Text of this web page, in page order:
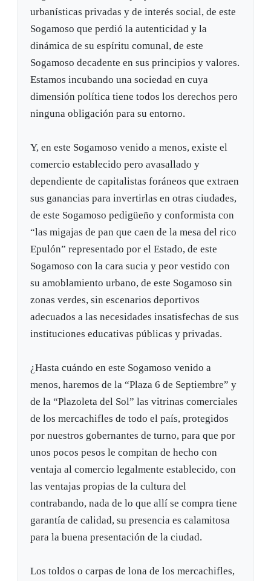
urbanísticas privadas y de interés social, de este
Sogamoso que perdió la autenticidad y la
dinámica de su espíritu comunal, de este
Sogamoso decadente en sus principios y valores.
Estamos incubando una sociedad en cuya
dimensión política tiene todos los derechos pero
ninguna obligación para su entorno.
Y, en este Sogamoso venido a menos, existe el
comercio establecido pero avasallado y
dependiente de capitalistas foráneos que extraen
sus ganancias para invertirlas en otras ciudades,
de este Sogamoso pedigüeño y conformista con
“las migajas de pan que caen de la mesa del rico
Epulón” representado por el Estado, de este
Sogamoso con la cara sucia y peor vestido con
su amoblamiento urbano, de este Sogamoso sin
zonas verdes, sin escenarios deportivos
adecuados a las necesidades insatisfechas de sus
instituciones educativas públicas y privadas.
¿Hasta cuándo en este Sogamoso venido a
menos, haremos de la “Plaza 6 de Septiembre” y
de la “Plazoleta del Sol” las vitrinas comerciales
de los mercachifles de todo el país, protegidos
por nuestros gobernantes de turno, para que por
unos pocos pesos le compitan de hecho con
ventaja al comercio legalmente establecido, con
las ventajas propias de la cultura del
contrabando, nada de lo que allí se compra tiene
garantía de calidad, su presencia es calamitosa
para la buena presentación de la ciudad.
Los toldos o carpas de lona de los mercachifles,